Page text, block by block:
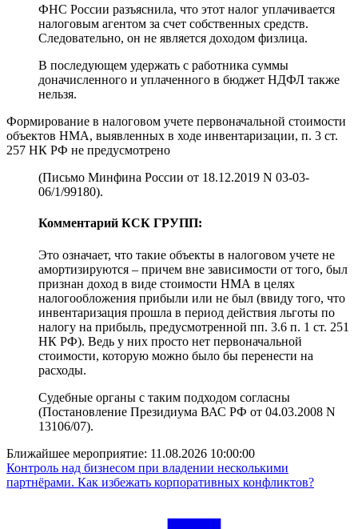
ФНС России разъяснила, что этот налог уплачивается
налоговым агентом за счет собственных средств.
Следовательно, он не является доходом физлица.
В последующем удержать с работника суммы
доначисленного и уплаченного в бюджет НДФЛ также
нельзя.
Формирование в налоговом учете первоначальной стоимости
объектов НМА, выявленных в ходе инвентаризации, п. 3 ст.
257 НК РФ не предусмотрено
(Письмо Минфина России от 18.12.2019 N 03-03-
06/1/99180).
Комментарий КСК ГРУПП:
Это означает, что такие объекты в налоговом учете не
амортизируются – причем вне зависимости от того, был
признан доход в виде стоимости НМА в целях
налогообложения прибыли или не был (ввиду того, что
инвентаризация прошла в период действия льготы по
налогу на прибыль, предусмотренной пп. 3.6 п. 1 ст. 251
НК РФ). Ведь у них просто нет первоначальной
стоимости, которую можно было бы перенести на
расходы.
Судебные органы с таким подходом согласны
(Постановление Президиума ВАС РФ от 04.03.2008 N
13106/07).
Ближайшее мероприятие: 11.08.2026 10:00:00
Контроль над бизнесом при владении несколькими
партнёрами. Как избежать корпоративных конфликтов?